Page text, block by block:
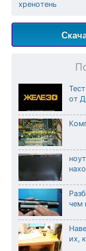
хренотень
от
чем
их,